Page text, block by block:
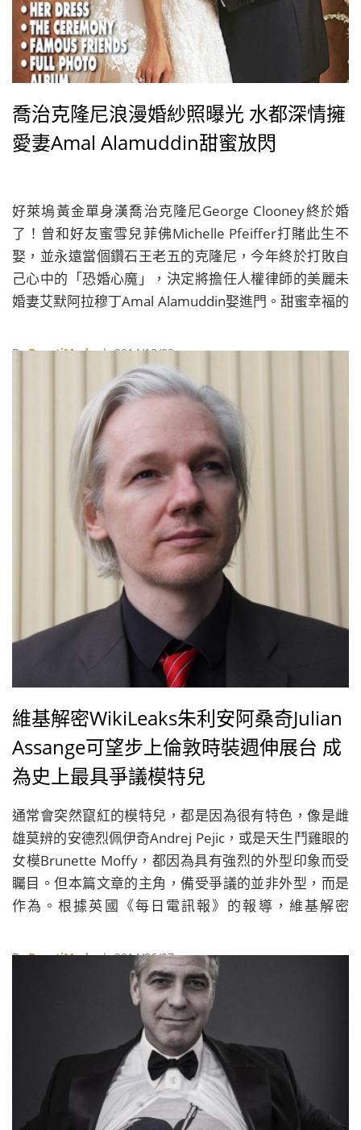
喬治克隆尼浪漫婚紗照曝光 水都深情擁
愛妻Amal Alamuddin甜蜜放閃
好萊塢黃金單身漢喬治克隆尼George Clooney終於婚
了！曾和好友蜜雪兒菲佛Michelle Pfeiffer打賭此生不
娶，並永遠當個鑽石王老五的克隆尼，今年終於打敗自
己心中的「恐婚心魔」，決定將擔任人權律師的美麗未
婚妻艾默阿拉穆丁Amal Alamuddin娶進門。甜蜜幸福的
Matt Damon、艾蜜莉布朗特Emily Blunt、「U2」主唱
波諾Bono和超模辛蒂克勞馥Cindy Crawford等人見證下
完成終身大事，對於自己「恐婚」不成並踏進第二段婚
姻，克隆尼也直呼「真的太棒了」！
ByBeautiMode| 2014/10/02
維基解密WikiLeaks朱利安阿桑奇Julian
Assange可望步上倫敦時裝週伸展台 成
為史上最具爭議模特兒
通常會突然竄紅的模特兒，都是因為很有特色，像是雌
雄莫辨的安德烈佩伊奇Andrej Pejic，或是天生鬥雞眼的
女模Brunette Moffy，都因為具有強烈的外型印象而受
矚目。但本篇文章的主角，備受爭議的並非外型，而是
作為。根據英國《每日電訊報》的報導，維基解密
Assange可望將步上今年9月的倫敦時裝週伸展台，替
Vivienne Westwood的兒子Ben Westwood之同名品牌
展示最新一季作品。 Ben Westwood的母親Vivienne
Westwood曾在2012年的時裝週上，公開表示自己對朱
利安阿桑奇Julian Assange的支持。兩個月以前Ben
Westwood與他的公關Richard Hillgrove討論後，決定
要讓這個驚人的計劃實現，即使在此之前，Ben
Westwood並未與朱利安阿桑
ByBeautiMode| 2014/06/27